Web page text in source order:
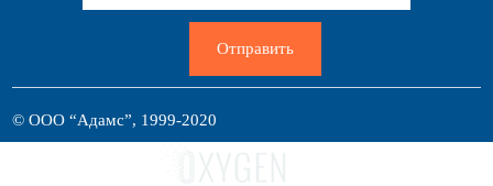
Отправить
© ООО “Адамс”, 1999-2020